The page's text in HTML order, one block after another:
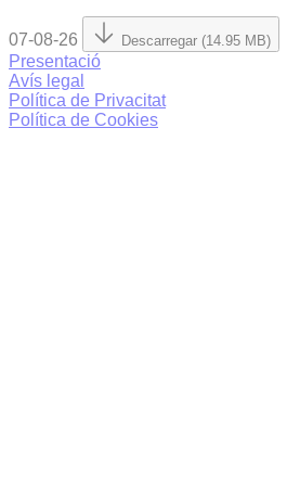
07-08-26 Descarregar (14.95 MB)
Presentació
Avís legal
Política de Privacitat
Política de Cookies